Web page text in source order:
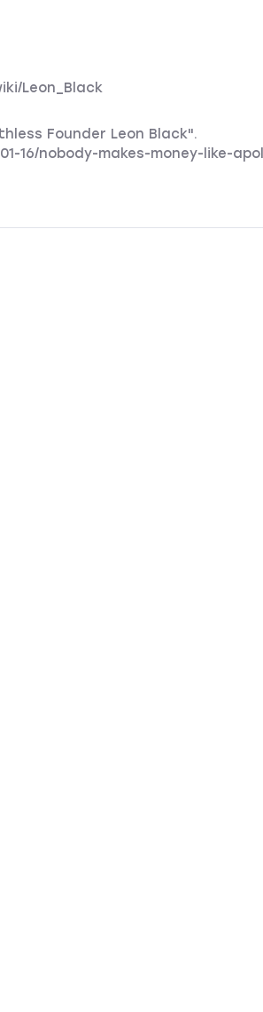
Leon_Black
Founder Leon Black".
16/nobody-makes-money-like-